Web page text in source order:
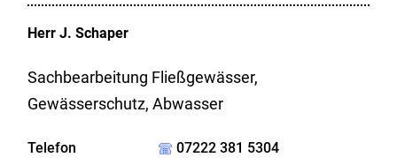
Herr J. Schaper
Sachbearbeitung Fließgewässer,
Gewässerschutz, Abwasser
Telefon
07222 381 5304